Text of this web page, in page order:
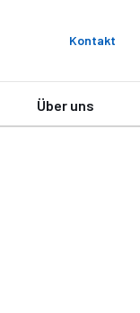
Kontakt
Über uns